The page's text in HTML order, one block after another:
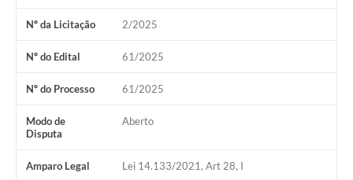
Secretarias
Serviços Online
Nº da Licitação 2/2025
Nº do Edital 61/2025
Nº do Processo 61/2025
Modo de
Disputa
Aberto
Amparo Legal Lei 14.133/2021, Art 28, I